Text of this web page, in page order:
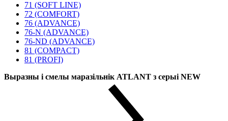
71 (SOFT LINE)
72 (COMFORT)
76 (ADVANCE)
76-N (ADVANCE)
76-ND (ADVANCE)
81 (COMPACT)
81 (PROFI)
Выразны і смелы маразільнік ATLANT з серыі NEW